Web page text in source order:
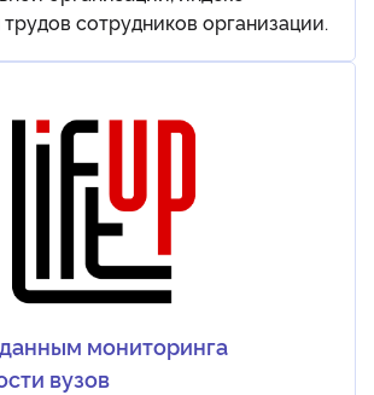
сотрудников организации.
мониторинга
вузов